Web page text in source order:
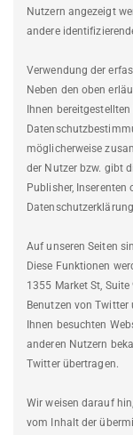
Nutzern angezeigt
andere
Verwendung der
Neben den oben
Ihnen
möglicherweise
der Nutzer bzw. gibt
Publisher, Inserenten
Auf unseren Seiten
Diese Funktionen
1355 Market St,
Benutzen von Twitter
Ihnen besuchten
anderen Nutzern
Twitter übertragen.
Wir weisen darauf
vom Inhalt der